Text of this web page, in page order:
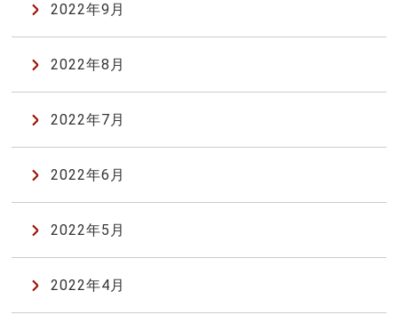
2022年9月
2022年8月
2022年7月
2022年6月
2022年5月
2022年4月